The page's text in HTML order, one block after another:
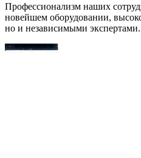
Профессионализм наших
новейшем оборудовании,
но и независимыми экспертами.